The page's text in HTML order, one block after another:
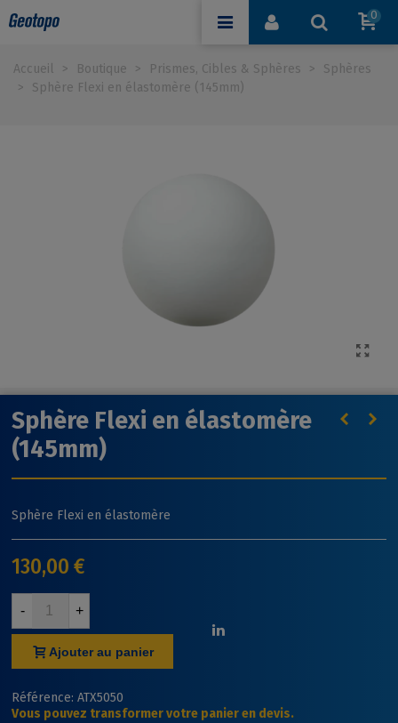
0
Accueil > Boutique > Prismes, Cibles & Sphères >
Sphères
>
Sphère Flexi en élastomère (145mm)
Sphère Flexi en élastomère
(145mm)
Sphère Flexi en élastomère
130,00 €
- +
Ajouter au panier
Référence: ATX5050
Vous pouvez transformer votre panier en devis.